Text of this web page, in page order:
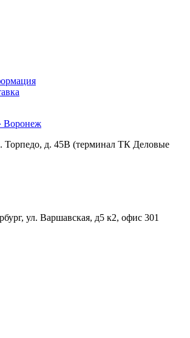
Торпедо, д. 45В (терминал ТК Деловые
ул. Варшавская, д5 к2, офис 301